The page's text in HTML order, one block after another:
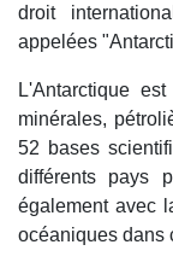
droit
appelées
L'Antarctique
minérales,
52 bases
différents pays
également avec
océaniques dans